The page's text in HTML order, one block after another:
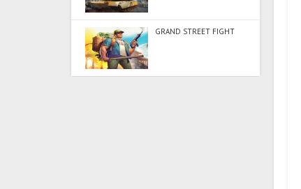
GRAND STREET FIGHT